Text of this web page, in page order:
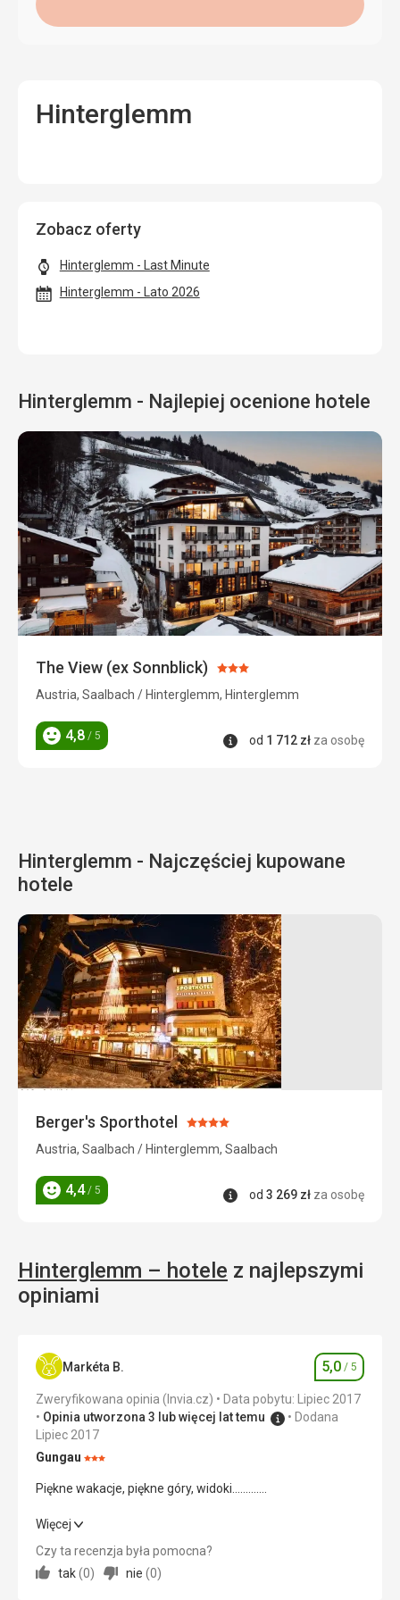
Hinterglemm
Zobacz oferty
Hinterglemm - Last Minute
Hinterglemm - Lato 2026
Hinterglemm - Najlepiej ocenione hotele
The View (ex Sonnblick) Ocena:
3/5
Austria, Saalbach / Hinterglemm, Hinterglemm
Ocena
4,8 / 5 Informacje
od 1 712 zł za osobę
Hinterglemm - Najczęściej kupowane
hotele
Berger's Sporthotel
Ocena:
4/5
Austria, Saalbach / Hinterglemm, Saalbach
Ocena
4,4/ 5 Informacje
od 3 269 zł za osobę
Hinterglemm – hotele z najlepszymi
opiniami
Markéta B. Ocena
5,0 / 5
Zweryfikowana opinia (Invia.cz)
Data pobytu: Lipiec 2017
Opinia utworzona 3 lub więcej lat temu
Dodana
Lipiec 2017
Gungau Ocena:
3/5
Piękne wakacje, piękne góry, widoki.............
Piękne wakacje, piękne góry, widoki.............
Wyżywienie
Więcej
Czy ta recenzja była pomocna?
tak (0) nie (0)